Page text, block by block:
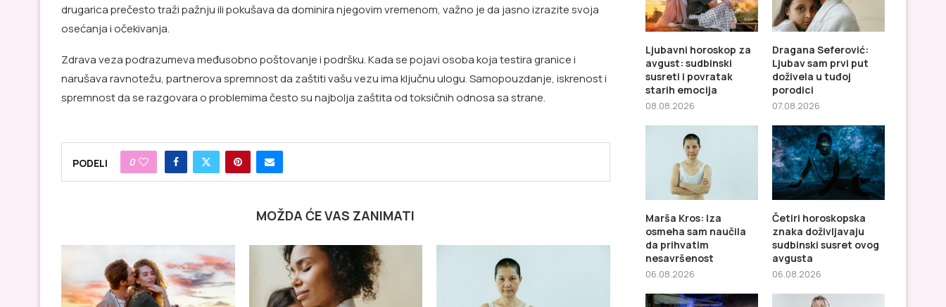
drugarica prečesto traži pažnju ili pokušava da dominira njegovim vremenom, važno je da jasno izrazite svoja
osećanja i očekivanja.
Zdrava veza podrazumeva međusobno poštovanje i podršku. Kada se pojavi osoba koja testira granice i
narušava ravnotežu, partnerova spremnost da zaštiti vašu vezu ima ključnu ulogu. Samopouzdanje, iskrenost i
spremnost da se razgovara o problemima često su najbolja zaštita od toksičnih odnosa sa strane.
PODELI 0
MOŽDA ĆE VAS ZANIMATI
Ljubavni horoskop za
avgust: sudbinski
susreti i povratak
starih emocija
08.08.2026
Dragana Seferović:
Ljubav sam prvi put
doživela u tuđoj
porodici
07.08.2026
Marša Kros: Iza
osmeha sam naučila
da prihvatim
nesavršenost
06.08.2026
Četiri horoskopska
znaka doživljavaju
sudbinski susret ovog
avgusta
06.08.2026